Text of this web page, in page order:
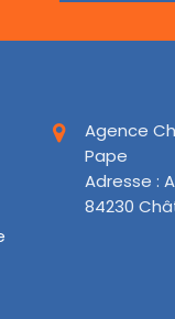
Agence
Pape
Adresse :
84230